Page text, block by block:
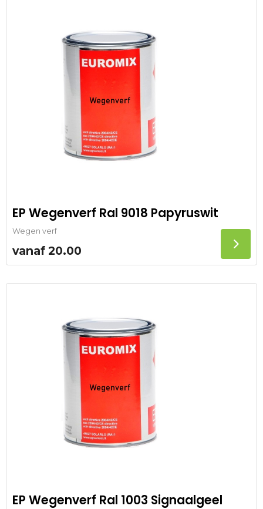
EP Wegenverf Ral 9018 Papyruswit
Wegen verf
vanaf 20.00
EP Wegenverf Ral 1003 Signaalgeel